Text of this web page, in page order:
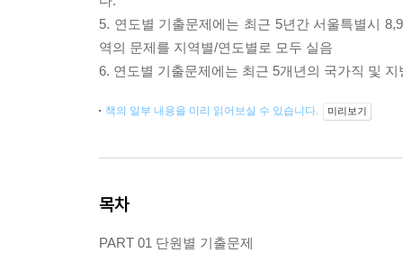
5. 연도별 기출문제에는 최근 5년간 서울특별시
역의 문제를 지역별/연도별로 모두 실음
6. 연도별 기출문제에는 최근 5개년의 국가직 및
책의 일부 내용을 미리 읽어보실 수 있습니다. 미리보기
목차
PART 01 단원별 기출문제